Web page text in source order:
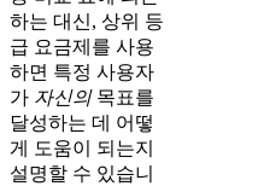
하는 대신, 상위 등
급 요금제를 사용
하면 특정 사용자
가 자신의목표를
달성하는 데 어떻
게 도움이 되는지
설명할 수 있습니